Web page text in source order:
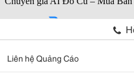
Liên hệ Quảng Cáo